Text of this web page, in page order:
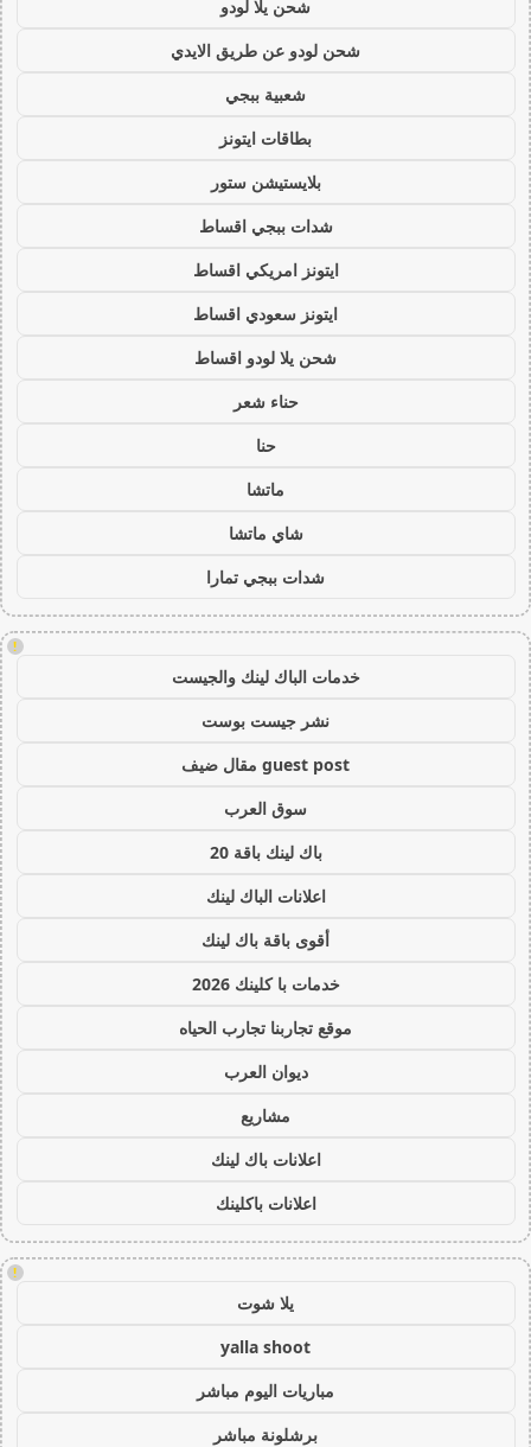
شحن يلا لودو
شحن لودو عن طريق الايدي
شعبية ببجي
بطاقات ايتونز
بلايستيشن ستور
شدات ببجي اقساط
ايتونز امريكي اقساط
ايتونز سعودي اقساط
شحن يلا لودو اقساط
حناء شعر
حنا
ماتشا
شاي ماتشا
شدات ببجي تمارا
!
خدمات الباك لينك والجيست
نشر جيست بوست
guest post مقال ضيف
سوق العرب
باك لينك باقة 20
اعلانات الباك لينك
أقوى باقة باك لينك
خدمات با كلينك 2026
موقع تجاربنا تجارب الحياه
ديوان العرب
مشاريع
اعلانات باك لينك
اعلانات باكلينك
!
يلا شوت
yalla shoot
مباريات اليوم مباشر
برشلونة مباشر